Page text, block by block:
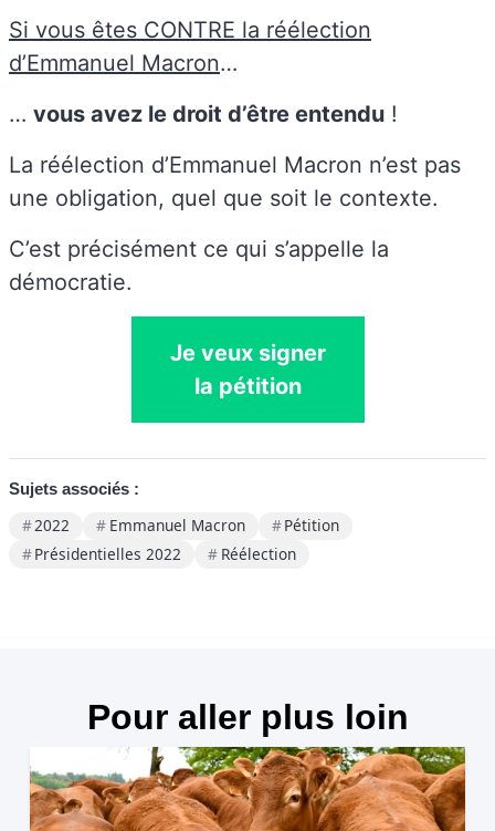
Si vous êtes CONTRE la réélection
d’Emmanuel Macron…
… vous avez le droit d’être entendu !
La réélection d’Emmanuel Macron n’est pas
une obligation, quel que soit le contexte.
C’est précisément ce qui s’appelle la
démocratie.
Je veux signer
la pétition
Sujets associés :
2022 Emmanuel Macron
Pétition
Présidentielles 2022
Réélection
Pour aller plus loin